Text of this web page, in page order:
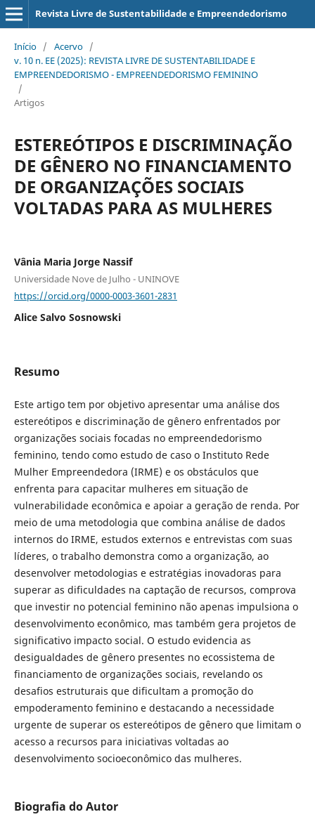
Revista Livre de Sustentabilidade e Empreendedorismo
Início / Acervo /
v. 10 n. EE (2025): REVISTA LIVRE DE SUSTENTABILIDADE E
EMPREENDEDORISMO - EMPREENDEDORISMO FEMININO
/
Artigos
ESTEREÓTIPOS E DISCRIMINAÇÃO
DE GÊNERO NO FINANCIAMENTO
DE ORGANIZAÇÕES SOCIAIS
VOLTADAS PARA AS MULHERES
Vânia Maria Jorge Nassif
Universidade Nove de Julho - UNINOVE
https://orcid.org/0000-0003-3601-2831
Alice Salvo Sosnowski
Resumo
Este artigo tem por objetivo apresentar uma análise dos
estereótipos e discriminação de gênero enfrentados por
organizações sociais focadas no empreendedorismo
feminino, tendo como estudo de caso o Instituto Rede
Mulher Empreendedora (IRME) e os obstáculos que
enfrenta para capacitar mulheres em situação de
vulnerabilidade econômica e apoiar a geração de renda. Por
meio de uma metodologia que combina análise de dados
internos do IRME, estudos externos e entrevistas com suas
líderes, o trabalho demonstra como a organização, ao
desenvolver metodologias e estratégias inovadoras para
superar as dificuldades na captação de recursos, comprova
que investir no potencial feminino não apenas impulsiona o
desenvolvimento econômico, mas também gera projetos de
significativo impacto social. O estudo evidencia as
desigualdades de gênero presentes no ecossistema de
financiamento de organizações sociais, revelando os
desafios estruturais que dificultam a promoção do
empoderamento feminino e destacando a necessidade
urgente de superar os estereótipos de gênero que limitam o
acesso a recursos para iniciativas voltadas ao
desenvolvimento socioeconômico das mulheres.
Biografia do Autor